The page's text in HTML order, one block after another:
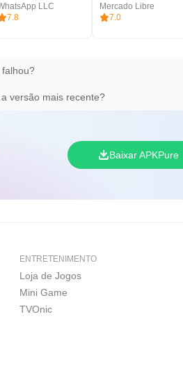
LLC
7.8
Mercado Libre
7.0
falhou?
versão mais recente?
Baixar APKPure
ENTRETENIMENTO
Loja de Jogos
Mini Game
TVOnic